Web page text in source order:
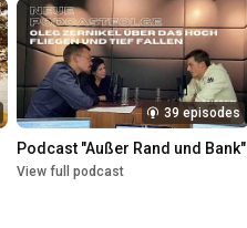
39 episodes
Podcast "Außer Rand und Bank"
View full podcast